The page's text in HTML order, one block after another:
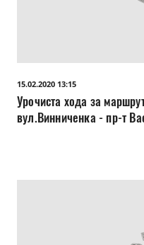
15.02.2020 13:15
Урочиста хода за
вул.Винниченка - пр-т